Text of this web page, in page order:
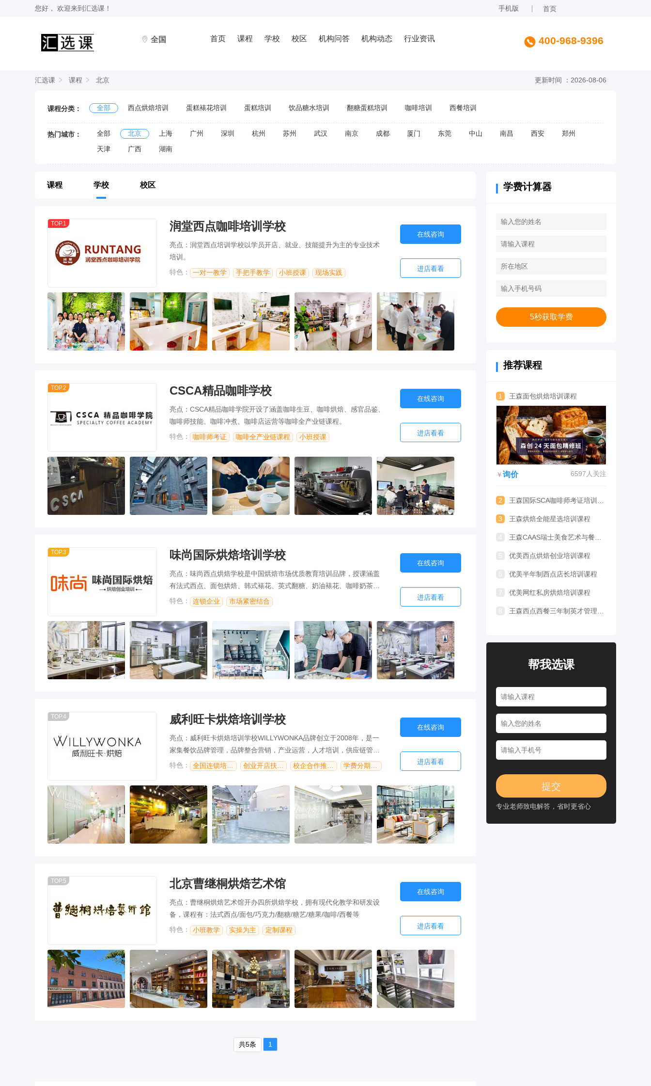
您好， 欢迎来到 汇选课 ！ 手机版 首页
全国 首页 课程 学校 校区 机构问答 机构动态 行业资讯 400-968-9396
汇选课 课程 北京 更新时间 ：2026-08-06
课程分类： 全部 西点烘焙培训 蛋糕裱花培训 蛋糕培训 饮品糖水培训 翻糖蛋糕培训 咖啡培训 西餐培训
热门城市： 全部 北京 上海 广州 深圳 杭州 苏州 武汉 南京 成都 厦门 东莞 中山 南昌 西安
郑州
天津
广西 湖南
课程 学校 校区
TOP.1 润堂西点咖啡培训学校
亮点：润堂西点培训学校以学员开店、就业、技能提升为主的专业技术
培训。
特色：
一对一教学 手把手教学 小班授课 现场实践
在线咨询
进店看看
TOP.2 CSCA精品咖啡学校
亮点：CSCA精品咖啡学院开设了涵盖咖啡生豆、咖啡烘焙、感官品鉴、
咖啡师技能、咖啡冲煮、咖啡店运营等咖啡全产业链课程。
特色：
咖啡师考证 咖啡全产业链课程 小班授课
在线咨询
进店看看
TOP.3 味尚国际烘焙培训学校
亮点：味尚西点烘焙学校是中国烘焙市场优质教育培训品牌，授课涵盖
有法式西点、面包烘焙、韩式裱花、英式翻糖、奶油裱花、咖啡奶茶、
港式甜品等等品类齐全，款式多元化，结合网红热门款式教学。
特色： 连锁企业 市场紧密结合
在线咨询
进店看看
TOP.4 威利旺卡烘焙培训学校
亮点：威利旺卡烘焙培训学校WILLYWONKA品牌创立于2008年，是一
家集餐饮品牌管理，品牌整合营销，产业运营，人才培训，供应链管理
于一体的管理机构。品牌寓意致力于将世界前沿的烘焙技术和 具有实践
特色：
在线咨询
进店看看
TOP.5 北京曹继桐烘焙艺术馆
亮点：曹继桐烘焙艺术馆开办四所烘焙学校，拥有现代化教学和研发设
备，课程有：法式西点/面包/巧克力/翻糖/糖艺/糖果/咖啡/西餐等
特色：
小班教学 实操为主 定制课程
在线咨询
进店看看
共5条 1
学费计算器
5秒获取学费
推荐课程
1 王森面包烘焙培训课程
￥询价 6597人关注
2 王森国际SCA咖啡师考证培训课程
3 王森烘焙全能星选培训课程
王森CAAS瑞士美食艺术与餐饮管理专业留学
优美西点烘焙创业培训课程
优美半年制西点店长培训课程
优美网红私房烘焙培训课程
王森西点西餐三年制英才管理专业培训课程
帮我选课
专业老师致电解答，省时更省心